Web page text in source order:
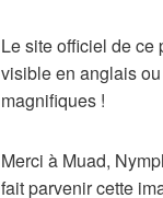
Le site officiel de ce
visible en anglais
magnifiques !
Merci à Muad,
fait parvenir cette